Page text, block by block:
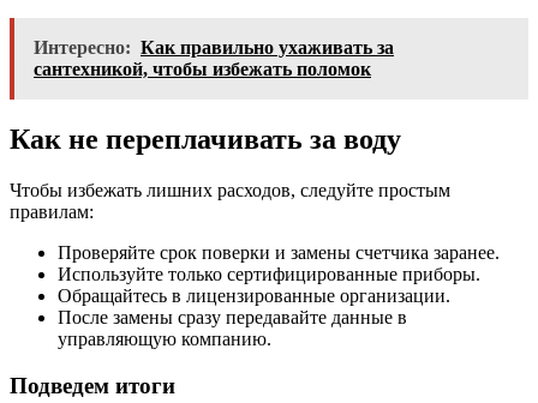
Интересно: Как правильно ухаживать за
сантехникой, чтобы избежать поломок
Как не переплачивать за воду
Чтобы избежать лишних расходов, следуйте простым
правилам:
Проверяйте срок поверки и замены счетчика заранее.
Используйте только сертифицированные приборы.
Обращайтесь в лицензированные организации.
После замены сразу передавайте данные в
управляющую компанию.
Подведем итоги